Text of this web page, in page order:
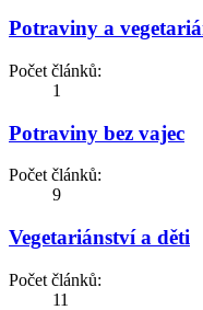
Potraviny a
Počet článků:
1
Potraviny bez vajec
Počet článků:
9
Vegetariánství a děti
Počet článků:
11